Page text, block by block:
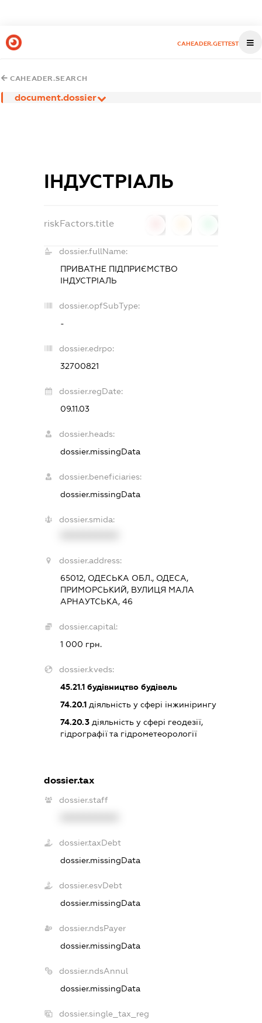
CAHEADER.GETTEST
CAHEADER.SEARCH
document.dossier
ІНДУСТРІАЛЬ
riskFactors.title
dossier.fullName:
ПРИВАТНЕ ПІДПРИЄМСТВО
ІНДУСТРІАЛЬ
dossier.opfSubType:
-
dossier.edrpo:
32700821
dossier.regDate:
09.11.03
dossier.heads:
dossier.missingData
dossier.beneficiaries:
dossier.missingData
dossier.smida:
dossier.address:
65012, ОДЕСЬКА ОБЛ., ОДЕСА,
ПРИМОРСЬКИЙ, ВУЛИЦЯ МАЛА
АРНАУТСЬКА, 46
dossier.capital:
1 000 грн.
dossier.kveds:
45.21.1будівництво будівель
74.20.1діяльність у сфері інжинірингу
74.20.3діяльність у сфері геодезії,
гідрографії та гідрометеорології
dossier.tax
dossier.staff
dossier.taxDebt
dossier.missingData
dossier.esvDebt
dossier.missingData
dossier.ndsPayer
dossier.missingData
dossier.ndsAnnul
dossier.missingData
dossier.single_tax_reg